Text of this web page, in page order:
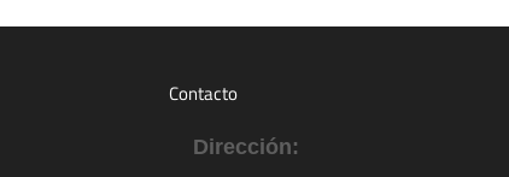
Contacto
Dirección: